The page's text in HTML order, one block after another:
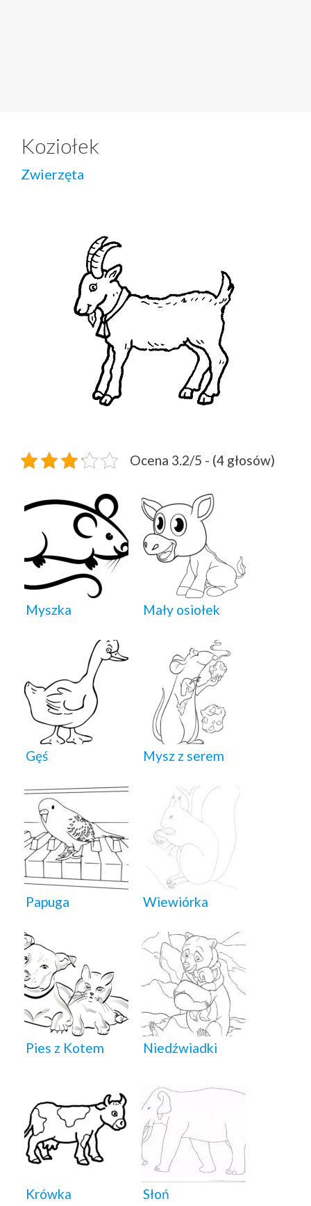
Koziołek
Zwierzęta
Ocena 3.2/5 - (4 głosów)
Myszka Mały osiołek
Gęś Mysz z serem
Papuga Wiewiórka
Pies z Kotem Niedźwiadki
Krówka Słoń